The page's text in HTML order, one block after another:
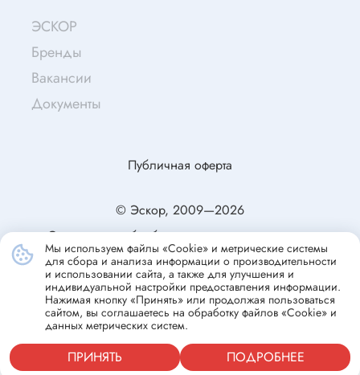
ЭСКОР
Бренды
Вакансии
Документы
© Эскор, 2009—2026
Согласие на обработку персональных данных
Политика конфиденциальности
Публичная оферта
Мы используем файлы «Cookie» и метрические системы
для сбора и анализа информации о производительности
и использовании сайта, а также для улучшения и
индивидуальной настройки предоставления информации.
Нажимая кнопку «Принять» или продолжая пользоваться
сайтом, вы соглашаетесь на обработку файлов «Cookie» и
данных метрических систем.
ПРИНЯТЬ ПОДРОБНЕЕ